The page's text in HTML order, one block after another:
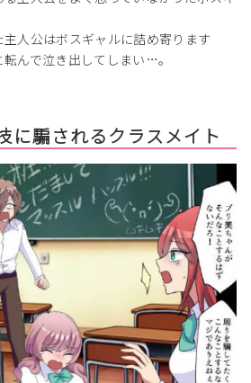
人公はボスギャルに詰め寄ります
んで泣き出してしまい…。
に騙されるクラスメイト